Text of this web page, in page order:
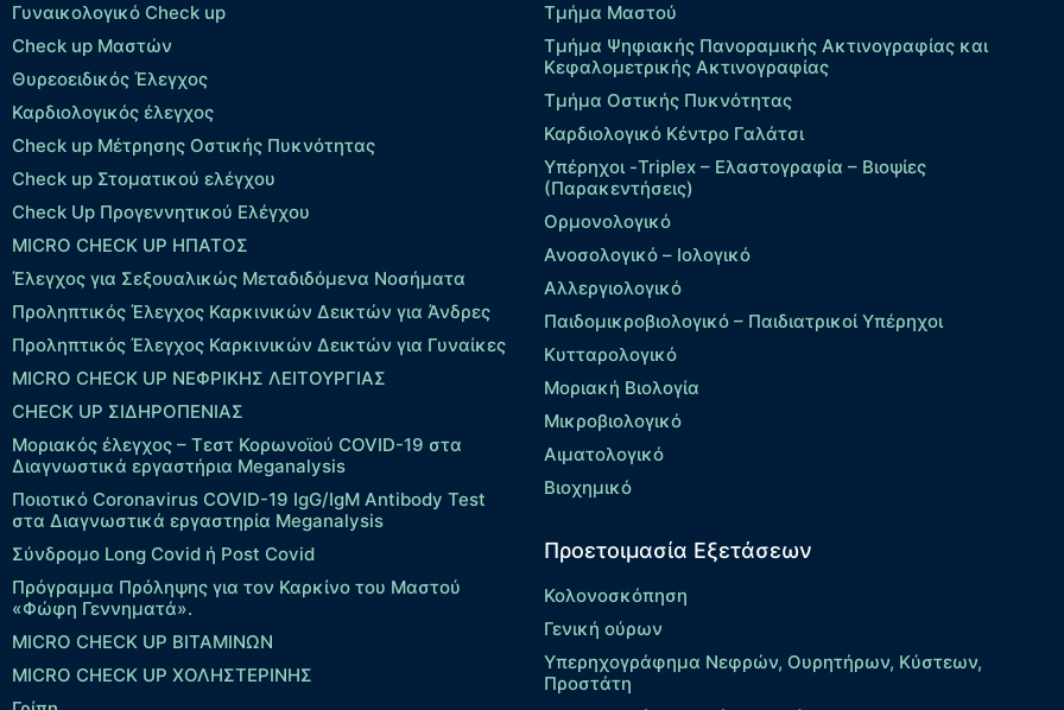
Γυναικολογικό Check up
Check up Μαστών
Θυρεοειδικός Έλεγχος
Καρδιολογικός έλεγχος
Check up Mέτρησης Οστικής Πυκνότητας
Check up Στοματικού ελέγχου
Check Up Προγεννητικού Ελέγχου
MICRO CHECK UP HΠΑΤΟΣ
Έλεγχος για Σεξουαλικώς Μεταδιδόμενα Νοσήματα
Προληπτικός Έλεγχος Καρκινικών Δεικτών για Άνδρες
Προληπτικός Έλεγχος Καρκινικών Δεικτών για Γυναίκες
MICRO CHECK UP ΝΕΦΡΙΚΗΣ ΛΕΙΤΟΥΡΓΙΑΣ
CHECK UP ΣΙΔΗΡΟΠΕΝΙΑΣ
Μοριακός έλεγχος – Τεστ Κορωνοϊού COVID-19 στα
Διαγνωστικά εργαστήρια Meganalysis
Ποιοτικό Coronavirus COVID-19 IgG/IgM Antibody Test
στα Διαγνωστικά εργαστηρία Meganalysis
Σύνδρομο Long Covid ή Post Covid
Πρόγραμμα Πρόληψης για τον Καρκίνο του Μαστού
«Φώφη Γεννηματά».
MICRO CHECK UP ΒΙΤΑΜΙΝΩΝ
MICRO CHECK UP ΧΟΛΗΣΤΕΡΙΝΗΣ
Τμήμα Μαστού
Τμήμα Ψηφιακής Πανοραμικής Ακτινογραφίας και
Κεφαλομετρικής Ακτινογραφίας
Τμήμα Οστικής Πυκνότητας
Καρδιολογικό Κέντρο Γαλάτσι
Υπέρηχοι -Triplex – Eλαστογραφία – Βιοψίες
(Παρακεντήσεις)
Ορμονολογικό
Ανοσολογικό – Ιολογικό
Αλλεργιολογικό
Παιδομικροβιολογικό – Παιδιατρικοί Υπέρηχοι
Κυτταρολογικό
Μοριακή Βιολογία
Μικροβιολογικό
Αιματολογικό
Βιοχημικό
Προετοιμασία Εξετάσεων
Κολονοσκόπηση
Γενική ούρων
Υπερηχογράφημα Νεφρών, Ουρητήρων, Κύστεων,
Προστάτη